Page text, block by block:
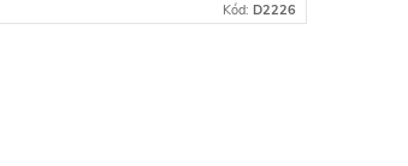
Kód: D2226